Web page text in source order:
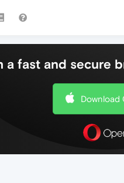
a fast and secure
Download